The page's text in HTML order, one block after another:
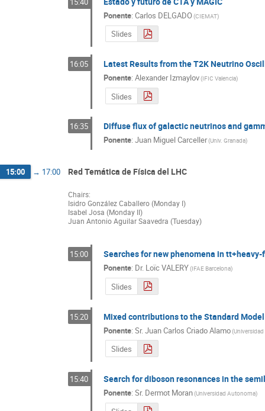
Ponente: Carlos DELGADO (CIEMAT)
Slides
16:05 Latest Results from the T2K Neutrino
Ponente: Alexander Izmaylov(IFIC Valencia)
Slides
16:35 Diffuse flux of galactic neutrinos and
Ponente: Juan Miguel Carceller(Univ. Granada)
15:00 → 17:00 Red Temática de Física del LHC
Chairs:
Isidro González Caballero (Monday I)
Isabel Josa (Monday II)
Juan Antonio Aguilar Saavedra (Tuesday)
15:00 Searches for new phenomena in
Ponente: Dr. Loïc VALERY(IFAE Barcelona)
Slides
15:20 Mixed contributions to the Standard
Ponente: Sr. Juan Carlos Criado Alamo(
Slides
15:40 Search for diboson resonances in the
Ponente: Sr. Dermot Moran(Universidad Autonoma)